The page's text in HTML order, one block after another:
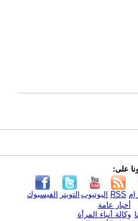
على:
الفيسبوك التويتر اليوتيوب RSS
أخبار عامة
وكالة أنباء المرأة